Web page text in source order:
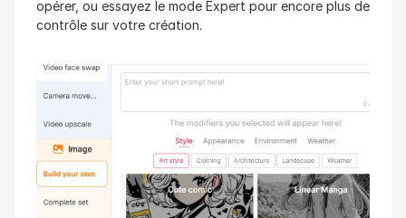
opérer, ou essayez le mode Expert pour encore plus de
contrôle sur votre création.